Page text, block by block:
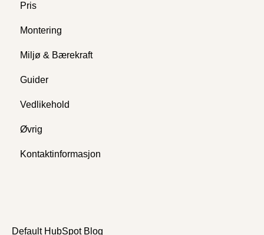
Pris
Montering
Miljø & Bærekraft
Guider
Vedlikehold
Øvrig
Kontaktinformasjon
Default HubSpot Blog